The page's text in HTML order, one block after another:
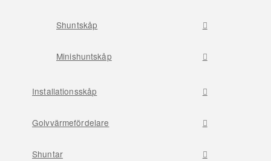
Shuntskåp
Minishuntskåp
Installationsskåp
Golvvärmefördelare
Shuntar